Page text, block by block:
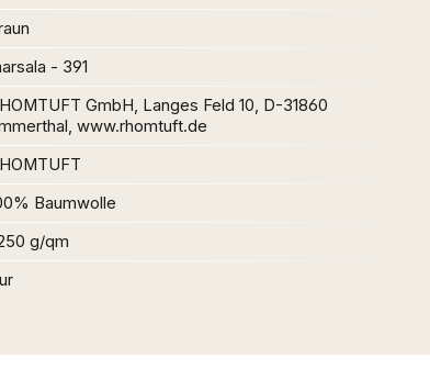
- 391
GmbH, Langes Feld 10, D-31860
www.rhomtuft.de
Baumwolle
g/qm